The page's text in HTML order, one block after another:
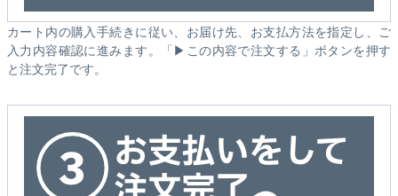
カート内の購入手続きに従い、お届け先、お支払方法を指定し、ご
入力内容確認に進みます。「▶この内容で注文する」ボタンを押す
と注文完了です。